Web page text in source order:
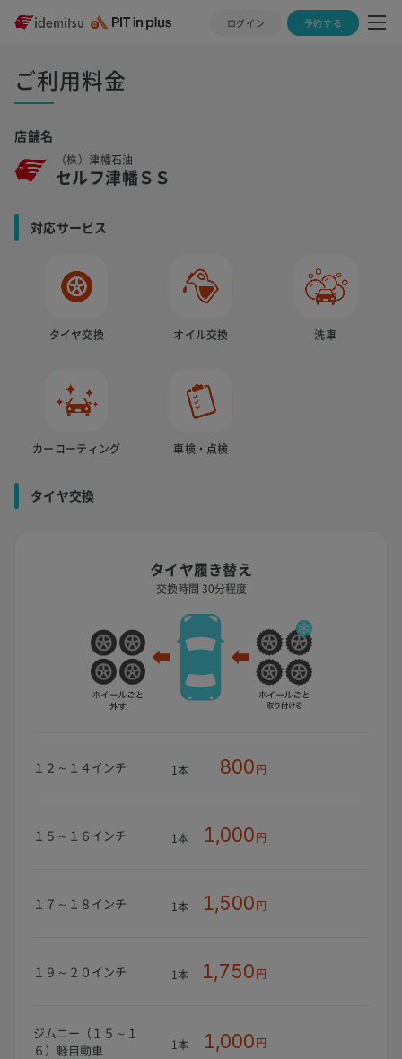
ログイン 予約する
ご利用料金
店舗名
（株）津幡石油
セルフ津幡ＳＳ
対応サービス
タイヤ交換 オイル交換 洗車
カーコーティング 車検・点検
タイヤ交換
タイヤ履き替え
交換時間 30分程度
１２～１４インチ 1本 800円
１５～１６インチ 1本 1,000円
１７～１８インチ 1本 1,500円
１９～２０インチ 1本 1,750円
ジムニー（１５～１
６）軽自動車
1本 1,000円